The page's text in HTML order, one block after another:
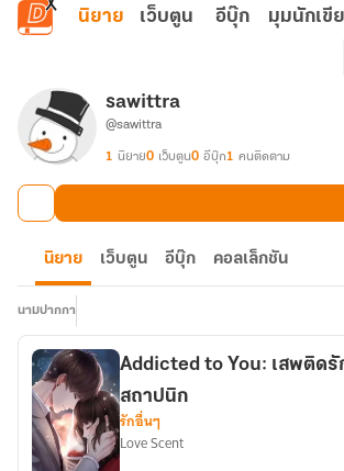
ข้ามไปยังเนื้อหาหลัก
นิยาย เว็บตูน อีบุ๊ก มุมนักเขี
sawittra
@sawittra
1 นิยาย0 เว็บตูน0 อีบุ๊ก1 คนติดตาม
นิยาย เว็บตูน อีบุ๊ก คอลเล็กชัน
นามปากกา
Addicted to You: เสพติดรั
สถาปนิก
รักอื่นๆ
Love Scent